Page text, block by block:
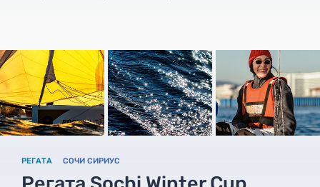
РЕГАТА СОЧИ СИРИУС